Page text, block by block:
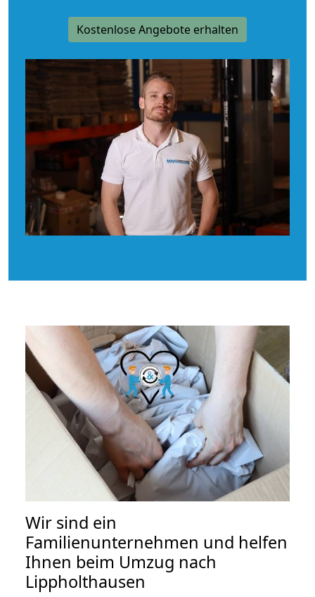
Kostenlose Angebote erhalten
Wir sind ein
Familienunternehmen und helfen
Ihnen beim Umzug nach
Lippholthausen